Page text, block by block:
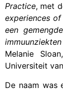
Practice, met
experiences
een
Melanie
Universiteit
De naam was